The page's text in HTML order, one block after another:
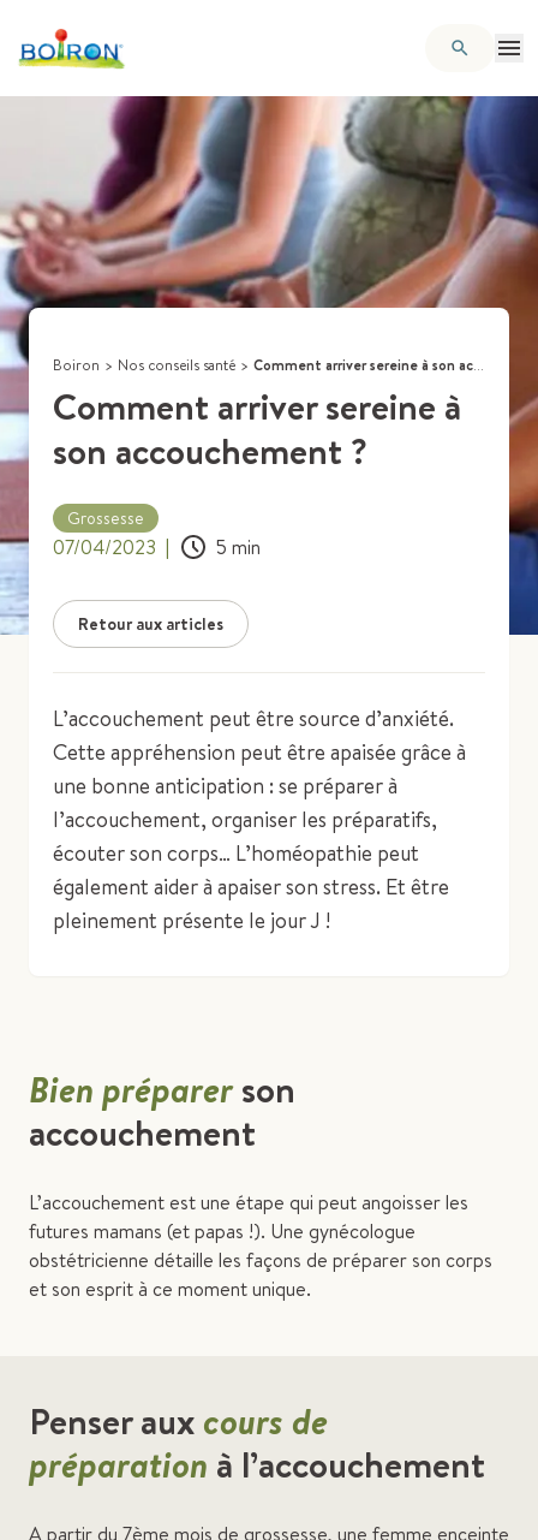
Boiron > Nos conseils santé > Comment arriver sereine à son accouchement ?
Comment arriver sereine à
son accouchement ?
Grossesse
07/04/2023 | 5 min
Retour aux articles
L’accouchement peut être source d’anxiété.
Cette appréhension peut être apaisée grâce à
une bonne anticipation : se préparer à
l’accouchement, organiser les préparatifs,
écouter son corps… L’homéopathie peut
également aider à apaiser son stress. Et être
pleinement présente le jour J !
Bien préparerson
accouchement
L’accouchement est une étape qui peut angoisser les
futures mamans (et papas !). Une gynécologue
obstétricienne détaille les façons de préparer son corps
et son esprit à ce moment unique.
Penser auxcours de
préparation à l’accouchement
A partir du 7ème mois de grossesse, une femme enceinte